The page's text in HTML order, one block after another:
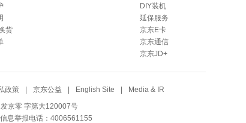
货
DIY装机
延保服务
京东E卡
京东通信
京东JD+
政策 京东公益 English Site Media & IR
京零 字第大120007号
息举报电话：4006561155